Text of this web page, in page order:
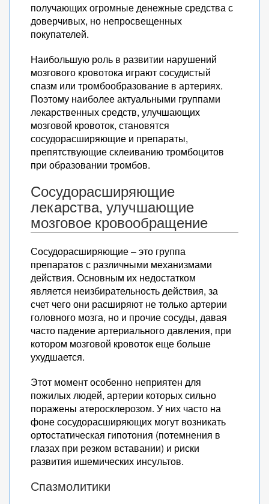
получающих огромные денежные средства с
доверчивых, но непросвещенных
покупателей.
Наибольшую роль в развитии нарушений
мозгового кровотока играют сосудистый
спазм или тромбообразование в артериях.
Поэтому наиболее актуальными группами
лекарственных средств, улучшающих
мозговой кровоток, становятся
сосудорасширяющие и препараты,
препятствующие склеиванию тромбоцитов
при образовании тромбов.
Сосудорасширяющие
лекарства, улучшающие
мозговое кровообращение
Сосудорасширяющие – это группа
препаратов с различными механизмами
действия. Основным их недостатком
является неизбирательность действия, за
счет чего они расширяют не только артерии
головного мозга, но и прочие сосуды, давая
часто падение артериального давления, при
котором мозговой кровоток еще больше
ухудшается.
Этот момент особенно неприятен для
пожилых людей, артерии которых сильно
поражены атеросклерозом. У них часто на
фоне сосудорасширяющих могут возникать
ортостатическая гипотония (потемнения в
глазах при резком вставании) и риски
развития ишемических инсультов.
Спазмолитики